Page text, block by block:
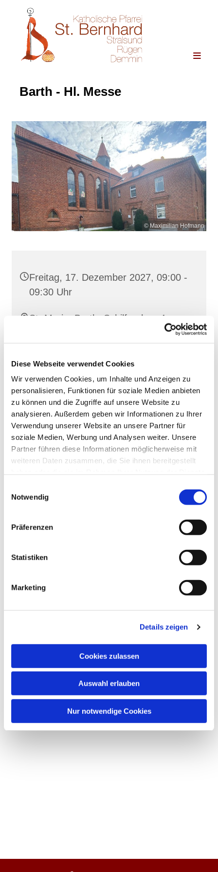
Diese Webseite verwendet Cookies
Wir verwenden Cookies, um Inhalte und Anzeigen zu
personalisieren, Funktionen für soziale Medien anbieten
zu können und die Zugriffe auf unsere Website zu
analysieren. Außerdem geben wir Informationen zu Ihrer
Verwendung unserer Website an unsere Partner für
soziale Medien, Werbung und Analysen weiter. Unsere
Partner führen diese Informationen möglicherweise mit
weiteren Daten zusammen, die Sie ihnen bereitgestellt
Notwendig
Präferenzen
Statistiken
Marketing
Details zeigen
Cookies zulassen
Auswahl erlauben
Nur notwendige Cookies
Barth - Hl. Messe
© Maximilian Hofmann
Freitag, 17. Dezember 2027, 09:00 -
09:30 Uhr
St. Maria, Barth, Schilfgraben 4,